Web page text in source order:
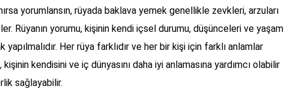
yorumlansın, rüyada baklava yemek genellikle zevkleri, arzuları
Rüyanın yorumu, kişinin kendi içsel durumu, düşünceleri ve yaşam
yapılmalıdır. Her rüya farklıdır ve her bir kişi için farklı anlamlar
kendisini ve iç dünyasını daha iyi anlamasına yardımcı olabilir
sağlayabilir.